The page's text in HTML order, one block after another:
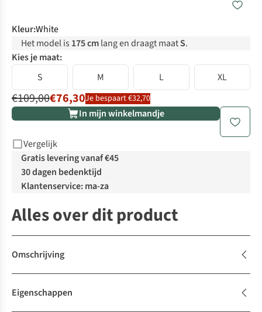
Kleur:White
Het model is 175 cmlang en draagt maatS.
Kies je maat:
S
M L XL
€109,00€76,30Je bespaart €32,70
In mijn winkelmandje
Vergelijk
Gratis levering vanaf €45
30 dagen bedenktijd
Klantenservice: ma-za
Alles over dit product
Omschrijving
Eigenschappen